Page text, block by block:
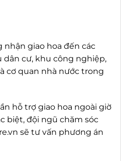
nhận giao hoa đến các
cư, khu công nghiệp,
cơ quan nhà nước trong
hỗ trợ giao hoa ngoài giờ
biệt, đội ngũ chăm sóc
sẽ tư vấn phương án